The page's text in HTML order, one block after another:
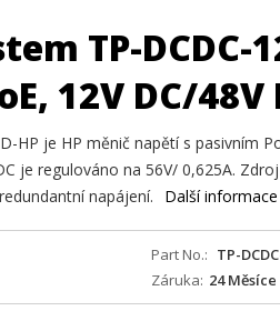
TP-DCDC-
12V DC/48V
HP je HP měnič napětí s pasivním
je regulováno na 56V/ 0,625A.
napájení.
Další informace
Part No.
TP-
Záruka 24 Měsíce